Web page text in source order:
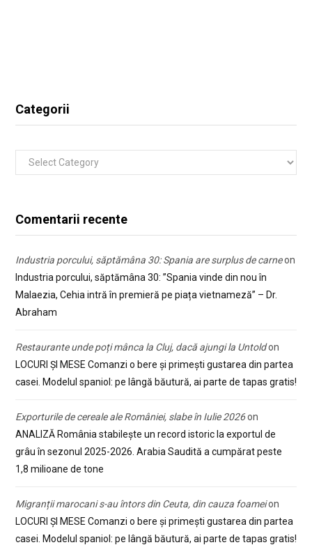
Categorii
Categorii
Comentarii recente
Industria porcului, săptămâna 30: Spania are surplus de carneon
Industria porcului, săptămâna 30: ”Spania vinde din nou în
Malaezia, Cehia intră în premieră pe piața vietnameză” – Dr.
Abraham
Restaurante unde poți mânca la Cluj, dacă ajungi la Untoldon
LOCURI ȘI MESE Comanzi o bere și primești gustarea din partea
casei. Modelul spaniol: pe lângă băutură, ai parte de tapas gratis!
Exporturile de cereale ale României, slabe în Iulie 2026on
ANALIZĂ România stabilește un record istoric la exportul de
grâu în sezonul 2025-2026. Arabia Saudită a cumpărat peste
1,8 milioane de tone
Migranții marocani s-au întors din Ceuta, din cauza foameion
LOCURI ȘI MESE Comanzi o bere și primești gustarea din partea
casei. Modelul spaniol: pe lângă băutură, ai parte de tapas gratis!